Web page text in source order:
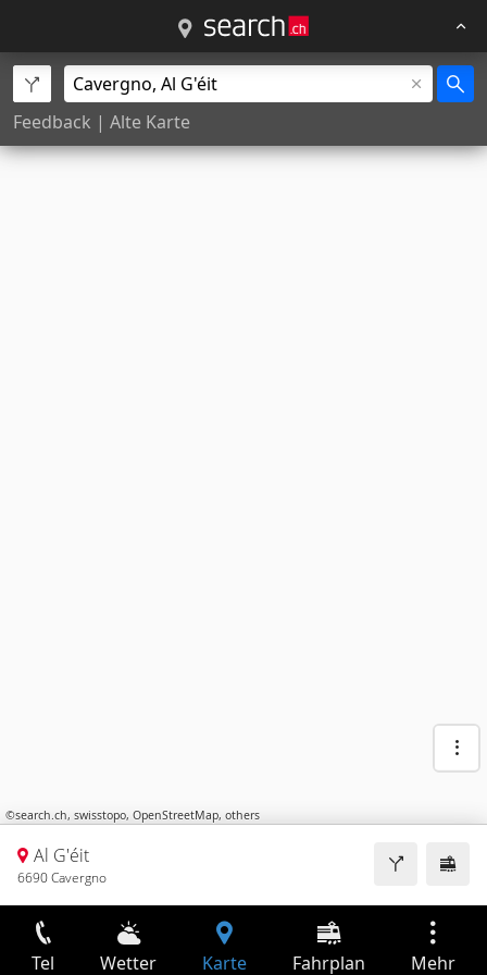
Feedback | Alte Karte
©search.ch, swisstopo, OpenStreetMap, others
Al G'éit
6690 Cavergno
Tel Wetter Karte Fahrplan Mehr